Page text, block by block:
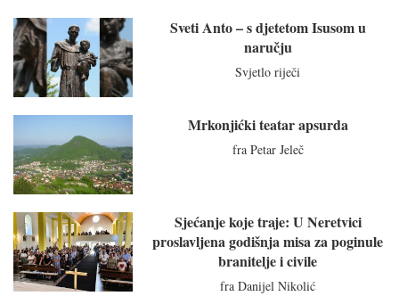
Sveti Anto – s djetetom Isusom u
naručju
Svjetlo riječi
Mrkonjićki teatar apsurda
fra Petar Jeleč
Sjećanje koje traje: U Neretvici
proslavljena godišnja misa za poginule
branitelje i civile
fra Danijel Nikolić